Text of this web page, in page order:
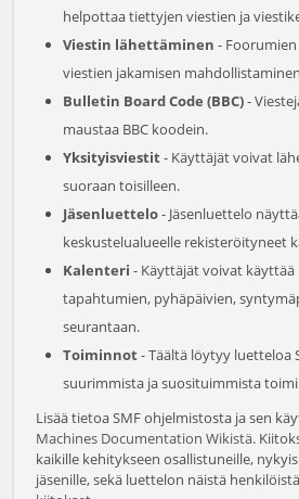
helpottaa tiettyjen viestien ja
Viestin lähettäminen -
viestien jakamisen
Bulletin Board Code (BBC)-
maustaa BBC koodein.
Yksityisviestit- Käyttäjät voivat
suoraan toisilleen.
Jäsenluettelo- Jäsenluettelo
keskustelualueelle rekisteröityneet
Kalenteri - Käyttäjät voivat käyttää
tapahtumien, pyhäpäivien,
seurantaan.
Toiminnot- Täältä löytyy luetteloa
suurimmista ja suosituimmista
Lisää tietoa SMF ohjelmistosta ja sen
Machines Documentation Wikistä.
kaikille kehitykseen osallistuneille,
jäsenille, sekä luettelon näistä